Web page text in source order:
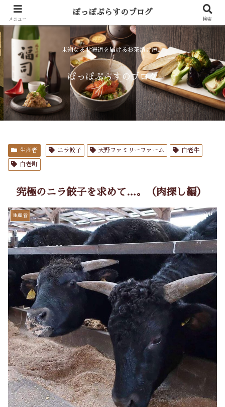
未知なる北海道を届けるお茶漬け屋。
ぽっぽぷらすのブログ
生産者 ニラ餃子 天野ファミリーファーム 白老牛
白老町
究極のニラ餃子を求めて…。（肉探し編）
生産者
メニュー
ぽっぽぷらすのブログ
検索